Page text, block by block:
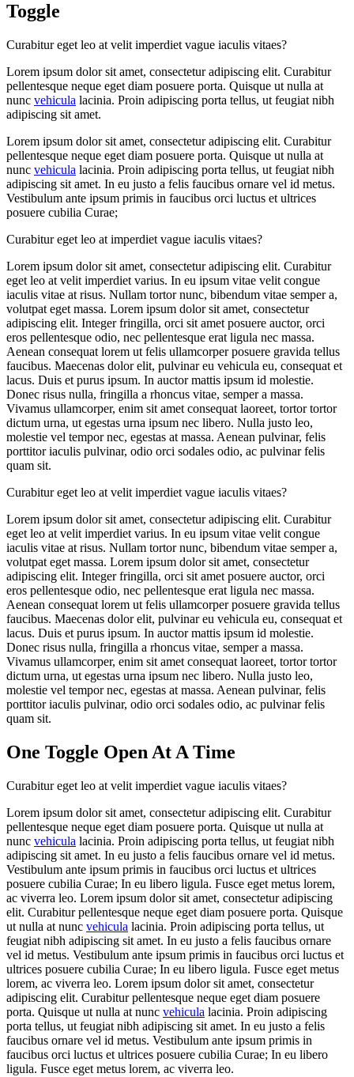
Toggle
Curabitur eget leo at velit imperdiet vague iaculis vitaes?
Lorem ipsum dolor sit amet, consectetur adipiscing elit. Curabitur
pellentesque neque eget diam posuere porta. Quisque ut nulla at
nunc vehicula lacinia. Proin adipiscing porta tellus, ut feugiat nibh
adipiscing sit amet.
Lorem ipsum dolor sit amet, consectetur adipiscing elit. Curabitur
pellentesque neque eget diam posuere porta. Quisque ut nulla at
nunc vehicula lacinia. Proin adipiscing porta tellus, ut feugiat nibh
adipiscing sit amet. In eu justo a felis faucibus ornare vel id metus.
Vestibulum ante ipsum primis in faucibus orci luctus et ultrices
posuere cubilia Curae;
Curabitur eget leo at imperdiet vague iaculis vitaes?
Lorem ipsum dolor sit amet, consectetur adipiscing elit. Curabitur
eget leo at velit imperdiet varius. In eu ipsum vitae velit congue
iaculis vitae at risus. Nullam tortor nunc, bibendum vitae semper a,
volutpat eget massa. Lorem ipsum dolor sit amet, consectetur
adipiscing elit. Integer fringilla, orci sit amet posuere auctor, orci
eros pellentesque odio, nec pellentesque erat ligula nec massa.
Aenean consequat lorem ut felis ullamcorper posuere gravida tellus
faucibus. Maecenas dolor elit, pulvinar eu vehicula eu, consequat et
lacus. Duis et purus ipsum. In auctor mattis ipsum id molestie.
Donec risus nulla, fringilla a rhoncus vitae, semper a massa.
Vivamus ullamcorper, enim sit amet consequat laoreet, tortor tortor
dictum urna, ut egestas urna ipsum nec libero. Nulla justo leo,
molestie vel tempor nec, egestas at massa. Aenean pulvinar, felis
porttitor iaculis pulvinar, odio orci sodales odio, ac pulvinar felis
quam sit.
Curabitur eget leo at velit imperdiet vague iaculis vitaes?
Lorem ipsum dolor sit amet, consectetur adipiscing elit. Curabitur
eget leo at velit imperdiet varius. In eu ipsum vitae velit congue
iaculis vitae at risus. Nullam tortor nunc, bibendum vitae semper a,
volutpat eget massa. Lorem ipsum dolor sit amet, consectetur
adipiscing elit. Integer fringilla, orci sit amet posuere auctor, orci
eros pellentesque odio, nec pellentesque erat ligula nec massa.
Aenean consequat lorem ut felis ullamcorper posuere gravida tellus
faucibus. Maecenas dolor elit, pulvinar eu vehicula eu, consequat et
lacus. Duis et purus ipsum. In auctor mattis ipsum id molestie.
Donec risus nulla, fringilla a rhoncus vitae, semper a massa.
Vivamus ullamcorper, enim sit amet consequat laoreet, tortor tortor
dictum urna, ut egestas urna ipsum nec libero. Nulla justo leo,
molestie vel tempor nec, egestas at massa. Aenean pulvinar, felis
porttitor iaculis pulvinar, odio orci sodales odio, ac pulvinar felis
quam sit.
One Toggle Open At A Time
Curabitur eget leo at velit imperdiet vague iaculis vitaes?
Lorem ipsum dolor sit amet, consectetur adipiscing elit. Curabitur
pellentesque neque eget diam posuere porta. Quisque ut nulla at
nunc vehicula lacinia. Proin adipiscing porta tellus, ut feugiat nibh
adipiscing sit amet. In eu justo a felis faucibus ornare vel id metus.
Vestibulum ante ipsum primis in faucibus orci luctus et ultrices
posuere cubilia Curae; In eu libero ligula. Fusce eget metus lorem,
ac viverra leo. Lorem ipsum dolor sit amet, consectetur adipiscing
elit. Curabitur pellentesque neque eget diam posuere porta. Quisque
ut nulla at nunc vehicula lacinia. Proin adipiscing porta tellus, ut
feugiat nibh adipiscing sit amet. In eu justo a felis faucibus ornare
vel id metus. Vestibulum ante ipsum primis in faucibus orci luctus et
ultrices posuere cubilia Curae; In eu libero ligula. Fusce eget metus
lorem, ac viverra leo. Lorem ipsum dolor sit amet, consectetur
adipiscing elit. Curabitur pellentesque neque eget diam posuere
porta. Quisque ut nulla at nunc vehicula lacinia. Proin adipiscing
porta tellus, ut feugiat nibh adipiscing sit amet. In eu justo a felis
faucibus ornare vel id metus. Vestibulum ante ipsum primis in
faucibus orci luctus et ultrices posuere cubilia Curae; In eu libero
ligula. Fusce eget metus lorem, ac viverra leo.